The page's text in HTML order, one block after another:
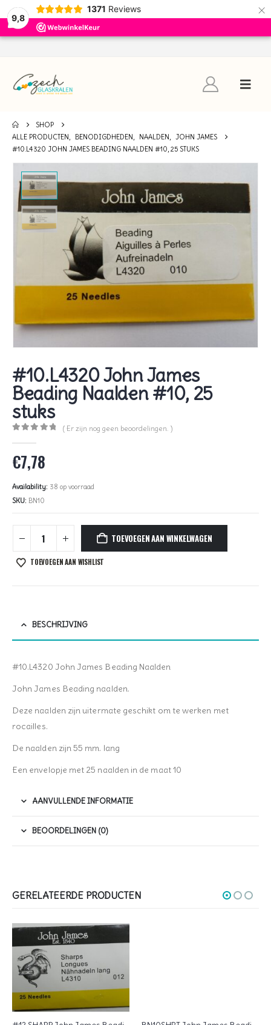
9,8
1371 Reviews ×
SHOP
ALLE PRODUCTEN, BENODIGDHEDEN, NAALDEN, JOHN JAMES
#10.L4320 JOHN JAMES BEADING NAALDEN #10, 25 STUKS
#10.L4320 John James
Beading Naalden #10, 25
stuks
( Er zijn nog geen beoordelingen. )
€7,78
Availability: 38 op voorraad
SKU: BN10
TOEVOEGEN AAN WINKELWAGEN
TOEVOEGEN AAN WISHLIST
BESCHRIJVING
#10.L4320 John James Beading Naalden
John James Beading naalden.
Deze naalden zijn uitermate geschikt om te werken met
rocailles.
De naalden zijn 55 mm. lang
Een envelopje met 25 naalden in de maat 10
AANVULLENDE INFORMATIE
BEOORDELINGEN (0)
GERELATEERDE PRODUCTEN